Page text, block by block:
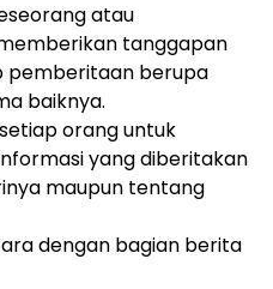
atau
tanggapan
pemberitaan berupa
baiknya.
orang untuk
yang diberitakan
maupun tentang
dengan bagian berita